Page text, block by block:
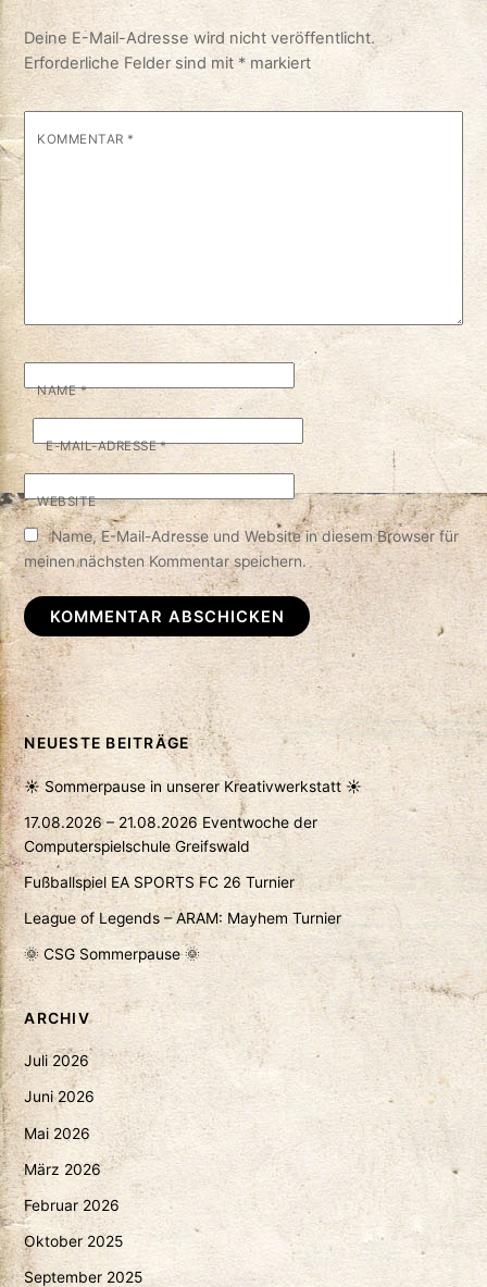
Deine E-Mail-Adresse wird nicht veröffentlicht.
Erforderliche Felder sind mit* markiert
KOMMENTAR *
NAME*
E-MAIL-ADRESSE*
WEBSITE
Name, E-Mail-Adresse und Website in diesem Browser für
meinen nächsten Kommentar speichern.
NEUESTE BEITRÄGE
☀️ Sommerpause in unserer Kreativwerkstatt ☀️
17.08.2026 – 21.08.2026 Eventwoche der
Computerspielschule Greifswald
Fußballspiel EA SPORTS FC 26 Turnier
League of Legends – ARAM: Mayhem Turnier
🌞 CSG Sommerpause 🌞
ARCHIV
Juli 2026
Juni 2026
Mai 2026
März 2026
Februar 2026
Oktober 2025
September 2025